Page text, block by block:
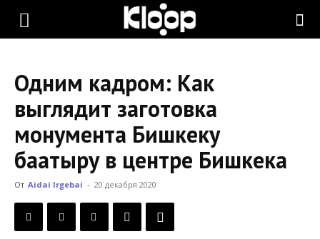
KLOOP.KG
Новости
Кыргызстана
Одним кадром: Как
выглядит заготовка
монумента Бишкеку
баатыру в центре Бишкека
От Aidai Irgebai - 20 декабря 2020